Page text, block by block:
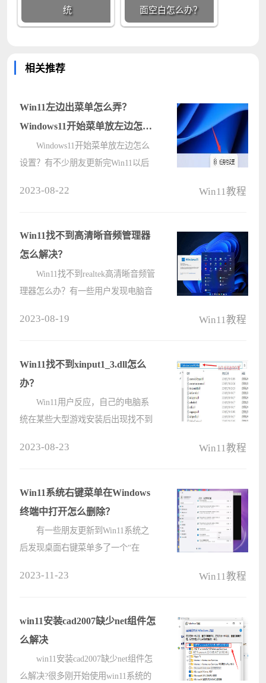
统 面空白怎么办？
相关推荐
Win11左边出菜单怎么弄？
Windows11开始菜单放左边怎么
设置？
Windows11开始菜单放左边怎么
设置？有不少朋友更新完Win11以后
角呢。镜像之家小编下面给朋友们讲
讲方????
2023-08-22 Win11教程
Win11找不到高清晰音频管理器
怎么解决？
Win11找不到realtek高清晰音频管
理器怎么办？有一些用户发现电脑音
今天镜像之家小编给朋友们讲讲具
体????
2023-08-19 Win11教程
Win11找不到xinput1_3.dll怎么
办？
Win11用户反应，自己的电脑系
统在某些大型游戏安装后出现找不到
Windows最新组件DirectX9.0中，在
windows没有安装最????
2023-08-23 Win11教程
Win11系统右键菜单在Windows
终端中打开怎么删除？
有一些朋友更新到Win11系统之
后发现桌面右键菜单多了一个“在
来讲讲Win11删除右键菜单&ldq????
2023-11-23 Win11教程
win11安装cad2007缺少net组件怎
么解决
win11安装cad2007缺少net组件怎
么解决?很多刚开始使用win11系统的